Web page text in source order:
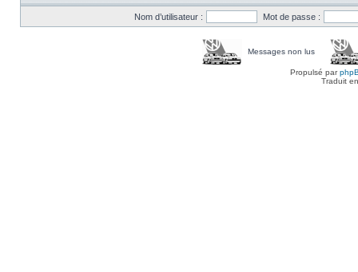
Nom d’utilisateur : Mot de passe :
Messages non lus
Propulsé par
Traduit